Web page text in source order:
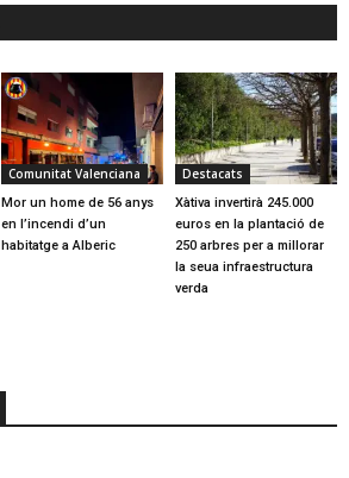
Comunitat Valenciana
Mor un home de 56 anys
en l’incendi d’un
habitatge a Alberic
Destacats
Xàtiva invertirà 245.000
euros en la plantació de
250 arbres per a millorar
la seua infraestructura
verda